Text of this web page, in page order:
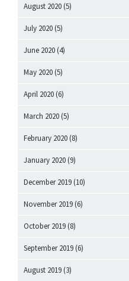
August 2020 (5)
July 2020 (5)
June 2020 (4)
May 2020 (5)
April 2020 (6)
March 2020 (5)
February 2020 (8)
January 2020 (9)
December 2019 (10)
November 2019 (6)
October 2019 (8)
September 2019 (6)
August 2019 (3)